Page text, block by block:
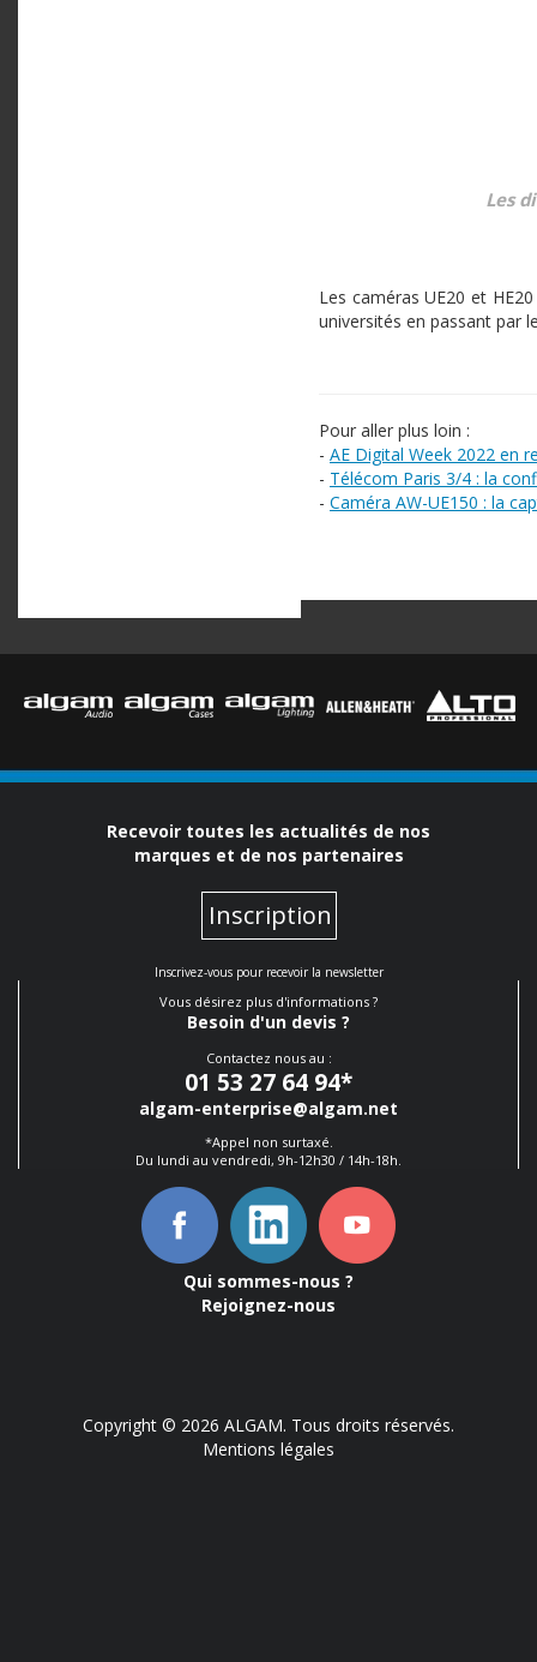
Les
Les caméras UE20 et
universités en passant par
Pour aller plus loin :
- AE Digital Week 2022 en
- Télécom Paris 3/4 : la
- Caméra AW-UE150 : la
Recevoir toutes les actualités de nos
marques et de nos partenaires
Inscription
Inscrivez-vous pour recevoir la newsletter
Vous désirez plus d'informations ?
Besoin d'un devis ?
Contactez nous au :
01 53 27 64 94*
algam-enterprise@algam.net
*Appel non surtaxé.
Du lundi au vendredi, 9h-12h30 / 14h-18h.
Qui sommes-nous ?
Rejoignez-nous
Copyright © 2026 ALGAM. Tous droits réservés.
Mentions légales